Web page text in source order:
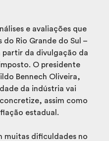
e avaliações que
do Rio Grande do Sul –
partir da divulgação da
O presidente
Bennech Oliveira,
da indústria vai
assim como
estadual.
muitas dificuldades no